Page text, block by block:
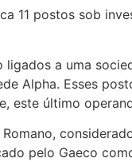
11 postos sob
a uma
Alpha. Esses
este último
pelo Gaeco